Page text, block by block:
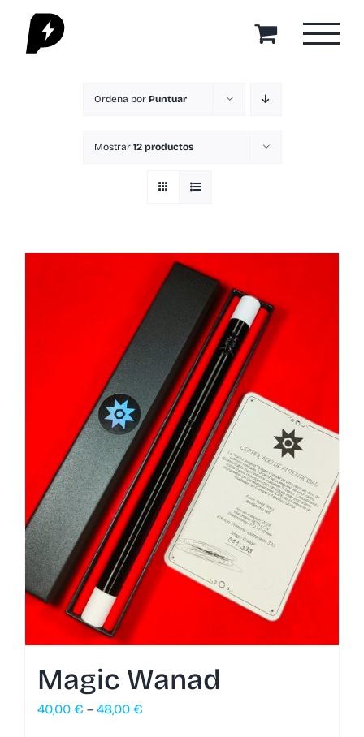
Saltar
contenido
Ordena por Puntuar
Mostrar 12 productos
Magic Wanad
40,00 € – 48,00 €